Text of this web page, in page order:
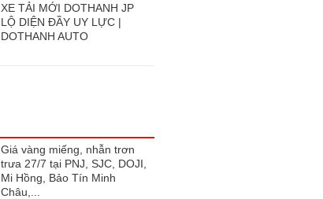
XE TẢI MỚI DOTHANH JP
LỘ DIỆN ĐẦY UY LỰC |
DOTHANH AUTO
Giá vàng miếng, nhẫn trơn
trưa 27/7 tại PNJ, SJC, DOJI,
Mi Hồng, Bảo Tín Minh
Châu,...